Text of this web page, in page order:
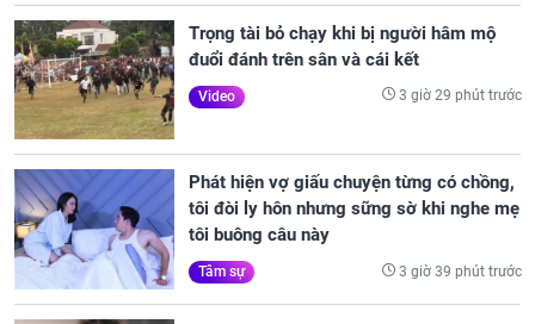
Trọng tài bỏ chạy khi bị người hâm mộ
đuổi đánh trên sân và cái kết
Video 3 giờ 29 phút trước
Phát hiện vợ giấu chuyện từng có chồng,
tôi đòi ly hôn nhưng sững sờ khi nghe mẹ
tôi buông câu này
Tâm sự 3 giờ 39 phút trước